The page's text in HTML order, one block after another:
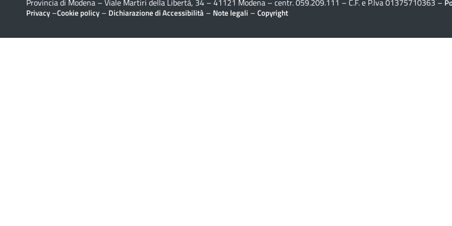
Provincia di Modena – Viale Martiri della Libertà, 34 – 41121 Modena – centr. 059.209.111 – C.F. e P.Iva 01375710363 –
Privacy –Cookie policy – Dichiarazione di Accessibilità – Note legali – Copyright